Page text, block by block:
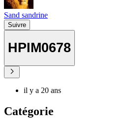
Sand sandrine
Suivre
HPIM0678
il y a 20 ans
Catégorie